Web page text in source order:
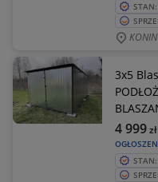
KONIN
3x5
4 999zł